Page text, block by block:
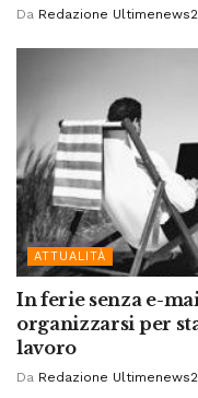
Da Redazione
ATTUALITÀ
In ferie senza e-
organizzarsi per
lavoro
Da Redazione